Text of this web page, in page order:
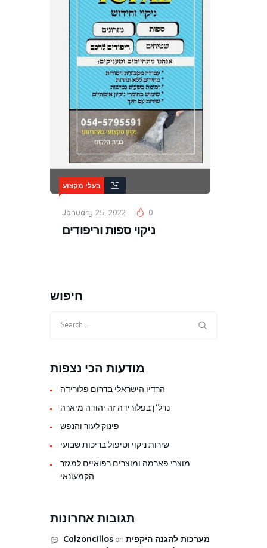
בעלי מקצוע
January 25, 2022 0
ניקוי ספות וריפודים
חיפוש
מודעות הכי נצפות
הרדיו הישראלי בדרום פלורידה
נדל׳ן בפלורידה זה יהודה מיארה
פינוק לעור והנפש
שירות ניקוי וטיפול בריכות שבועי
מוצרי פארמה ומוצרים רפואיים למגזר
הקמעונאי
תגובות אחרונות
Calzoncilloson מערכות להגנה היקפית